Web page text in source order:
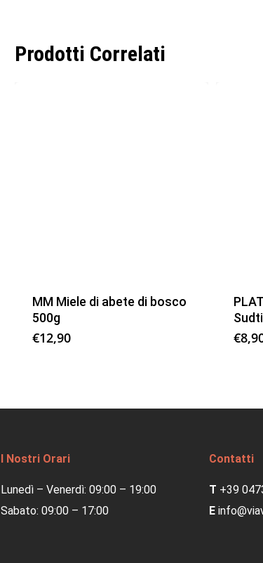
Prodotti Correlati
MM Miele di abete di bosco
500g
€12,90 €
I Nostri Orari
Lunedì – Venerdì: 09:00 – 19:00
Sabato: 09:00 – 17:00
Contatti
T +39
E